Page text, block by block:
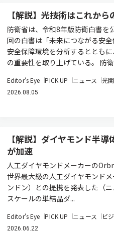
【解説】光技術はこれか
防衛省は、令和8年版防衛白書を
回の白書は「未来につながる安
安全保障環境を分析するととも
の重要性を取り上げている。 防
Editor's Eye PICK UP ニュース 光
2026.08.05
【解説】ダイヤモンド半
が加速
人工ダイヤモンドメーカーの
世界最大級の人工ダイヤモンド
ンドン）との提携を発表した（
スケールの単結晶ダ...
Editor's Eye PICK UP ニュース ビ
2026.06.22